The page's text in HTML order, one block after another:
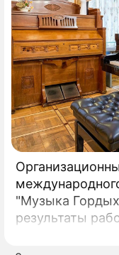
"Музыка
результаты
После
более чем двух